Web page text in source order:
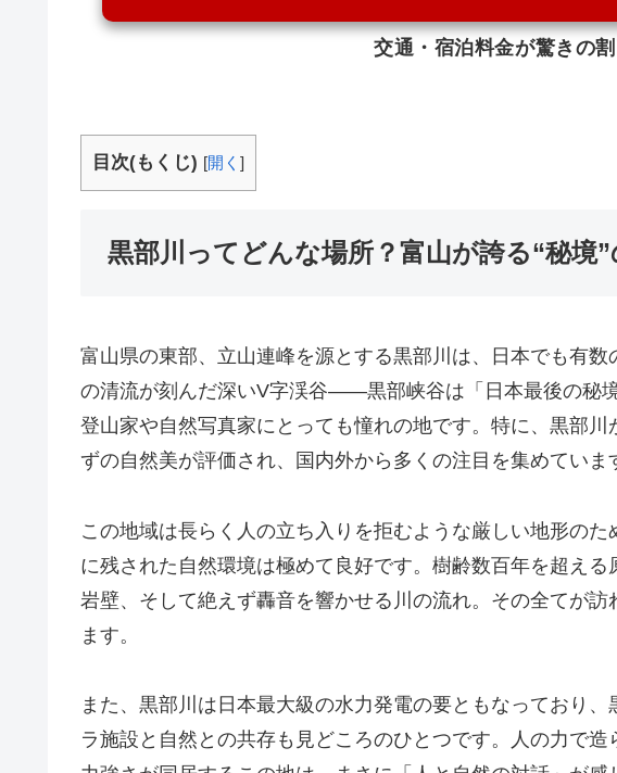
交通・宿泊料金が驚きの割
目次(もくじ) [開く ]
黒部川ってどんな場所？富山が誇る“秘境
富山県の東部、立山連峰を源とする黒部川は、日本でも有
の清流が刻んだ深いV字渓谷――黒部峡谷は「日本最後の秘
登山家や自然写真家にとっても憧れの地です。特に、黒部
ずの自然美が評価され、国内外から多くの注目を集めていま
この地域は長らく人の立ち入りを拒むような厳しい地形のた
に残された自然環境は極めて良好です。樹齢数百年を超え
岩壁、そして絶えず轟音を響かせる川の流れ。その全てが
ます。
また、黒部川は日本最大級の水力発電の要ともなっており
ラ施設と自然との共存も見どころのひとつです。人の力で